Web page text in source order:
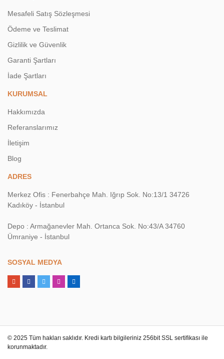
Mesafeli Satış Sözleşmesi
Ödeme ve Teslimat
Gizlilik ve Güvenlik
Garanti Şartları
İade Şartları
KURUMSAL
Hakkımızda
Referanslarımız
İletişim
Blog
ADRES
Merkez Ofis : Fenerbahçe Mah. Iğrıp Sok. No:13/1 34726
Kadıköy - İstanbul
Depo : Armağanevler Mah. Ortanca Sok. No:43/A 34760
Ümraniye - İstanbul
SOSYAL MEDYA
© 2025 Tüm hakları saklıdır. Kredi kartı bilgileriniz 256bit SSL sertifikası ile
korunmaktadır.